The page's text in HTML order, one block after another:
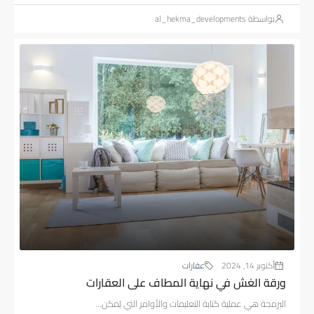
بواسطة al_hekma_developments
أكتوبر 14, 2024 عقارات
ورقة الغش في نهاية المطاف على العقارات
البرمجة هي عملية كتابة التعليمات والأوامر التي يُمكن...